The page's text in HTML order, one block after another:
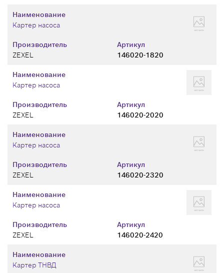
Производитель
ZEXEL
Артикул
146020-1820
Наименование
Картер насоса
Производитель
ZEXEL
Артикул
146020-2020
Наименование
Картер насоса
Производитель
ZEXEL
Артикул
146020-2320
Наименование
Картер насоса
Производитель
ZEXEL
Артикул
146020-2420
Наименование
Картер насоса
Наименование
Картер ТНВД